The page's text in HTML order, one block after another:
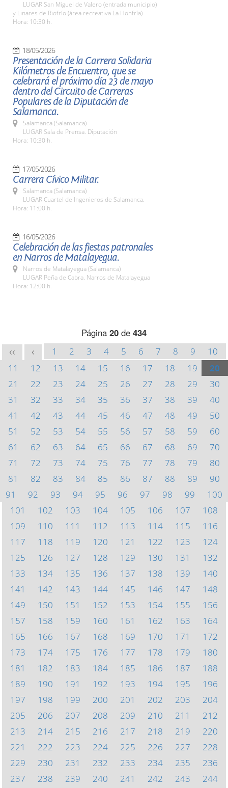
LUGAR San Miguel de Valero (entrada municipio)
y Linares de Riofrío (área recreativa La Honfría)
Hora: 10:30 h.
18/05/2026
Presentación de la Carrera Solidaria
Kilómetros de Encuentro, que se
celebrará el próximo día 23 de mayo
dentro del Circuito de Carreras
Populares de la Diputación de
Salamanca.
Salamanca (Salamanca)
LUGAR Sala de Prensa. Diputación
Hora: 10:30 h.
17/05/2026
Carrera Cívico Militar.
Salamanca (Salamanca)
LUGAR Cuartel de Ingenieros de Salamanca.
Hora: 11:00 h.
16/05/2026
Celebración de las fiestas patronales
en Narros de Matalayegua.
Narros de Matalayegua (Salamanca)
LUGAR Peña de Cabra. Narros de Matalayegua
Hora: 12:00 h.
Página 20 de 434
<< < 1 2 3 4 5 6 7 8 9
10
11
12 13 14 15 16 17 18 19
20
21
22 23 24 25 26 27 28 29
30
31
32 33 34 35 36 37 38 39
40
41
42 43 44 45 46 47 48 49
50
51
52 53 54 55 56 57 58 59
60
61
62 63 64 65 66 67 68 69
70
71
72 73 74 75 76 77 78 79
80
81
82 83 84 85 86 87 88 89
90
91
92 93 94 95 96 97 98 99
100
101
102 103 104 105 106 107
108
109
110 111 112 113 114 115
116
117
118 119 120 121 122 123
124
125
126 127 128 129 130 131
132
133
134 135 136 137 138 139
140
141
142 143 144 145 146 147
148
149
150 151 152 153 154 155
156
157
158 159 160 161 162 163
164
165
166 167 168 169 170 171
172
173
174 175 176 177 178 179
180
181
182 183 184 185 186 187
188
189
190 191 192 193 194 195
196
197
198 199 200 201 202 203
204
205
206 207 208 209 210 211
212
213
214 215 216 217 218 219
220
221
222 223 224 225 226 227
228
229
230 231 232 233 234 235
236
237
238 239 240 241 242 243
244